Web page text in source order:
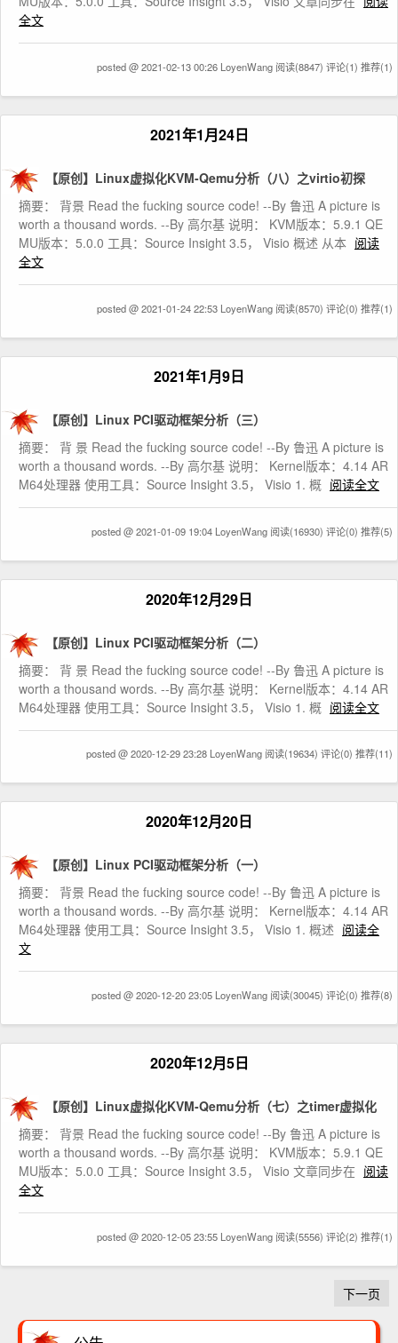
全文
posted @ 2021-02-13 00:26 LoyenWang 阅读(8847) 评论(1) 推荐(1)
2021年1月24日
【原创】Linux虚拟化KVM-Qemu分析（八）之virtio初探
摘要： 背景 Read the fucking source code! --By 鲁迅 A picture is
worth a thousand words. --By 高尔基 说明： KVM版本：5.9.1 QE
MU版本：5.0.0 工具：Source Insight 3.5， Visio 概述 从本 阅读
全文
posted @ 2021-01-24 22:53 LoyenWang 阅读(8570) 评论(0) 推荐(1)
2021年1月9日
【原创】Linux PCI驱动框架分析（三）
摘要： 背 景 Read the fucking source code! --By 鲁迅 A picture is
worth a thousand words. --By 高尔基 说明： Kernel版本：4.14 AR
M64处理器 使用工具：Source Insight 3.5， Visio 1. 概 阅读全文
posted @ 2021-01-09 19:04 LoyenWang 阅读(16930) 评论(0) 推荐(5)
2020年12月29日
【原创】Linux PCI驱动框架分析（二）
摘要： 背 景 Read the fucking source code! --By 鲁迅 A picture is
worth a thousand words. --By 高尔基 说明： Kernel版本：4.14 AR
M64处理器 使用工具：Source Insight 3.5， Visio 1. 概 阅读全文
posted @ 2020-12-29 23:28 LoyenWang 阅读(19634) 评论(0) 推荐(11)
2020年12月20日
【原创】Linux PCI驱动框架分析（一）
摘要： 背景 Read the fucking source code! --By 鲁迅 A picture is
worth a thousand words. --By 高尔基 说明： Kernel版本：4.14 AR
M64处理器 使用工具：Source Insight 3.5， Visio 1. 概述 阅读全
文
posted @ 2020-12-20 23:05 LoyenWang 阅读(30045) 评论(0) 推荐(8)
2020年12月5日
【原创】Linux虚拟化KVM-Qemu分析（七）之timer虚拟化
摘要： 背景 Read the fucking source code! --By 鲁迅 A picture is
worth a thousand words. --By 高尔基 说明： KVM版本：5.9.1 QE
MU版本：5.0.0 工具：Source Insight 3.5， Visio 文章同步在 阅读
全文
posted @ 2020-12-05 23:55 LoyenWang 阅读(5556) 评论(2) 推荐(1)
下一页